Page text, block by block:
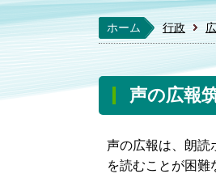
ホーム 行政
声の広報
声の広報は、朗読
を読むことが困難